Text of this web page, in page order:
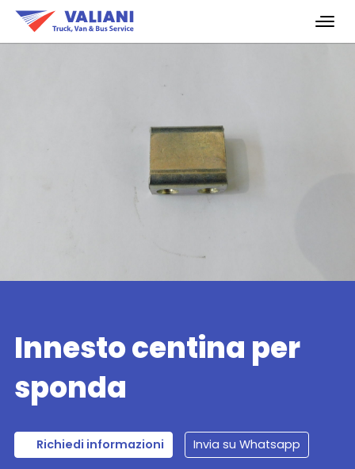
Innesto centina per
sponda
Richiedi informazioni Invia su Whatsapp